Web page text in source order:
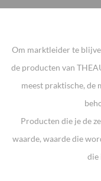
Om marktleider te
de producten van
meest praktische, de
Producten die je de
waarde, waarde die
die